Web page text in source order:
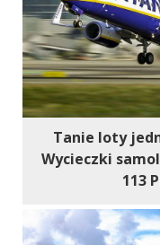
Tanie loty
Wycieczki
113